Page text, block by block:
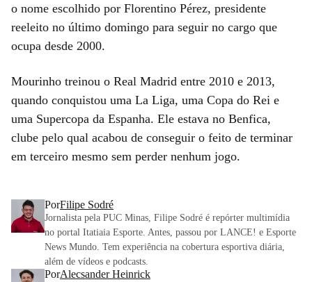
o nome escolhido por Florentino Pérez, presidente
reeleito no último domingo para seguir no cargo que
ocupa desde 2000.
Mourinho treinou o Real Madrid entre 2010 e 2013,
quando conquistou uma La Liga, uma Copa do Rei e
uma Supercopa da Espanha. Ele estava no Benfica,
clube pelo qual acabou de conseguir o feito de terminar
em terceiro mesmo sem perder nenhum jogo.
PorFilipe Sodré
Jornalista pela PUC Minas, Filipe Sodré é repórter multimídia
no portal Itatiaia Esporte. Antes, passou por LANCE! e Esporte
News Mundo. Tem experiência na cobertura esportiva diária,
além de vídeos e podcasts.
PorAlecsander Heinrick